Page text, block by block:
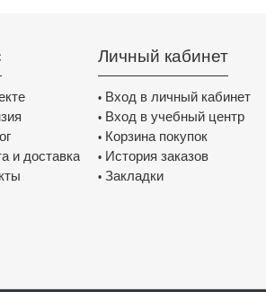
и доставка
Личный кабинет
• Вход в личный кабинет
• Вход в учебный центр
• Корзина покупок
• История заказов
• Закладки